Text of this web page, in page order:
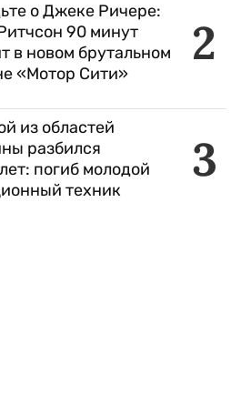
2
о Джеке Ричере:
90 минут
в новом брутальном
«Мотор Сити»
3
из областей
разбился
погиб молодой
техник